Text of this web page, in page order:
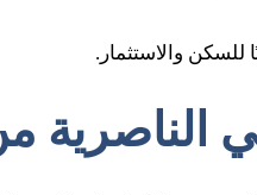
للسكن والاستثمار.
الناصرية